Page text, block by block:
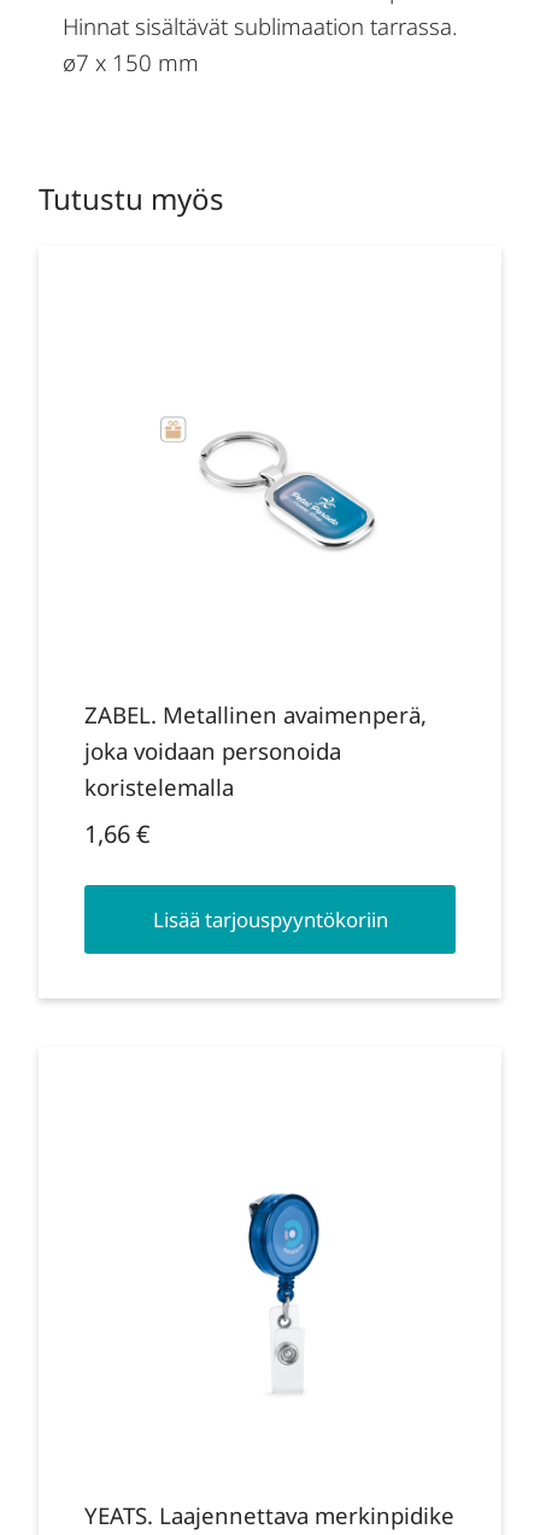
Hinnat sisältävät sublimaation tarrassa.
ø7 x 150 mm
Tutustu myös
ZABEL. Metallinen avaimenperä,
joka voidaan personoida
koristelemalla
1,66€
Lisää tarjouspyyntökoriin
YEATS. Laajennettava merkinpidike